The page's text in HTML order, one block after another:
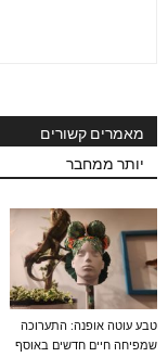
מאמרים קשורים
יותר ממחבר
טבע עוטה אופנה: התערוכה
שמפיחה חיים חדשים באוסף